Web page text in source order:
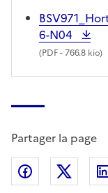
6-N04
(PDF- 766.8 kio)
Partager la page
Partager sur